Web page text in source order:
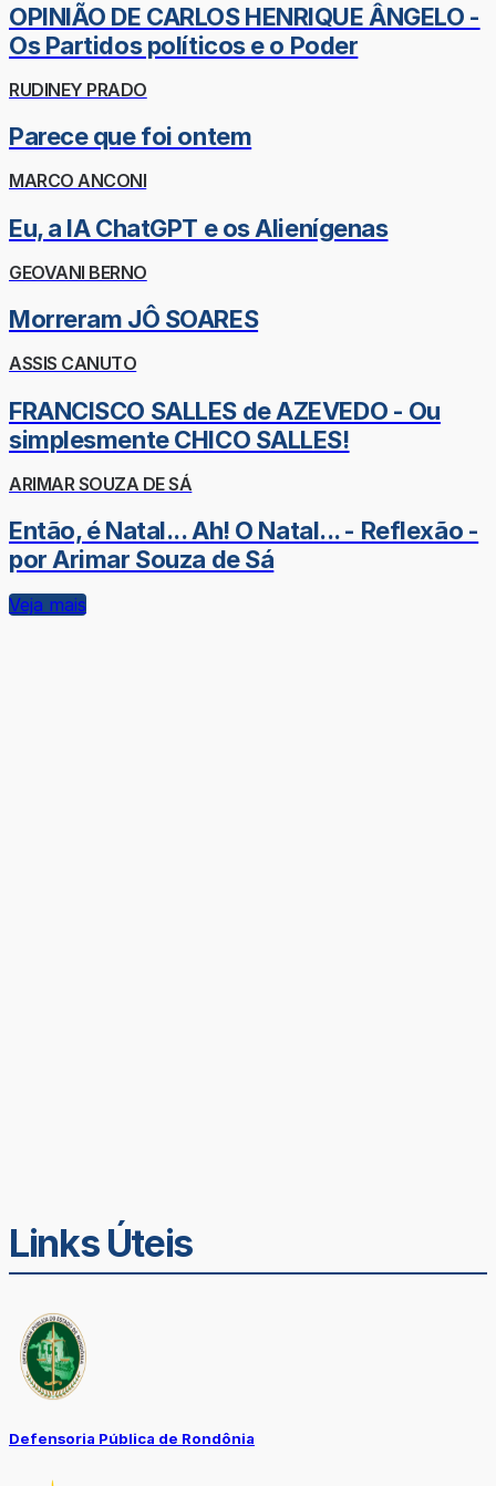
OPINIÃO DE CARLOS HENRIQUE ÂNGELO -
Os Partidos políticos e o Poder
RUDINEY PRADO
Parece que foi ontem
MARCO ANCONI
Eu, a IA ChatGPT e os Alienígenas
GEOVANI BERNO
Morreram JÔ SOARES
ASSIS CANUTO
FRANCISCO SALLES de AZEVEDO - Ou
simplesmente CHICO SALLES!
ARIMAR SOUZA DE SÁ
Então, é Natal... Ah! O Natal... - Reflexão -
por Arimar Souza de Sá
Veja mais
Links Úteis
Defensoria Pública de Rondônia